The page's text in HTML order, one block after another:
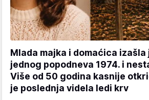
Mlada majka i domaćica izašla
jednog popodneva 1974. i
Više od 50 godina kasnije
je poslednja videla ledi krv